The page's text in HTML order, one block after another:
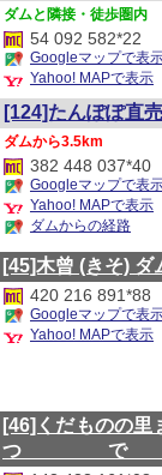
隣接・徒歩圏内
54 092 582*22
Googleマップで表
Yahoo! MAPで表示
[124]たんぽぽ直
3.5km
382 448 037*40
Googleマップで表
Yahoo! MAPで表示
ダムからの経路
[45]木曾 (きそ) ダ
420 216 891*88
Googleマップで表
Yahoo! MAPで表示
[46]くだものの里
つ